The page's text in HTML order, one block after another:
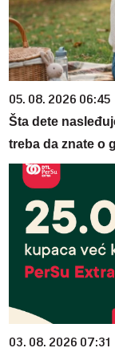
05. 08. 2026 06:45
Šta dete
treba da znate o
03. 08. 2026 07:31